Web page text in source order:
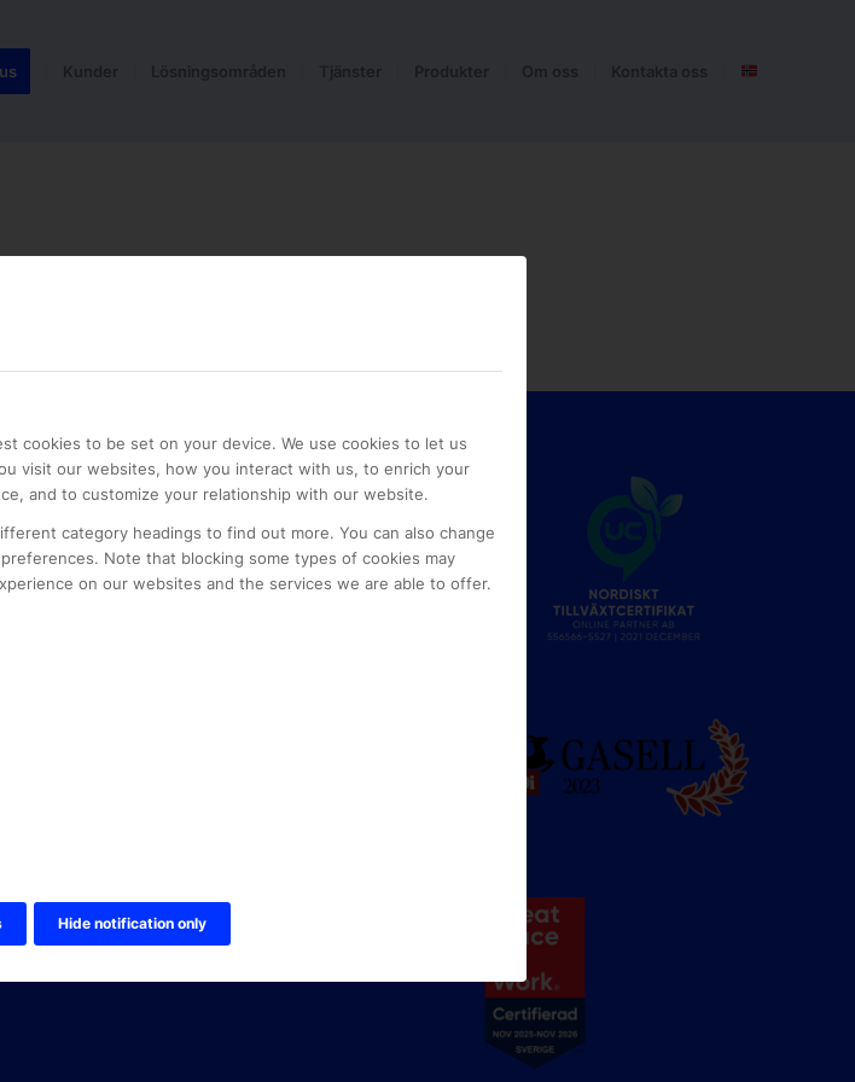
cookies to be set on your device. We use cookies to let us
visit our websites, how you interact with us, to enrich your
and to customize your relationship with our website.
category headings to find out more. You can also change
Note that blocking some types of cookies may
on our websites and the services we are able to offer.
Hide notification only
Kunder Lösningsområden Tjänster Produkter Om oss Kontakta oss
KONTAKTA OSS
Mejerivägen 3
117 61 Stockholm
E-post: info@onlinepartner.se